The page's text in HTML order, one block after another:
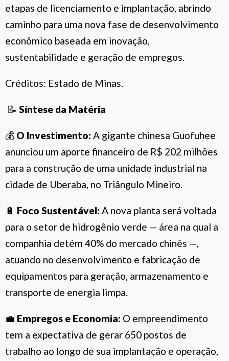
etapas de licenciamento e implantação, abrindo
caminho para uma nova fase de desenvolvimento
econômico baseada em inovação,
sustentabilidade e geração de empregos.
Créditos: Estado de Minas.
📝 Síntese da Matéria
💰 O Investimento: A gigante chinesa Guofuhee
anunciou um aporte financeiro de R$ 202 milhões
para a construção de uma unidade industrial na
cidade de Uberaba, no Triângulo Mineiro.
🔋 Foco Sustentável: A nova planta será voltada
para o setor de hidrogênio verde — área na qual a
companhia detém 40% do mercado chinês —,
atuando no desenvolvimento e fabricação de
equipamentos para geração, armazenamento e
transporte de energia limpa.
💼 Empregos e Economia: O empreendimento
tem a expectativa de gerar 650 postos de
trabalho ao longo de sua implantação e operação,